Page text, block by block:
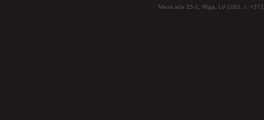
Miera iela 15-1, Rīga, LV-1001, t: